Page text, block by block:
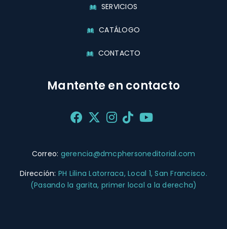
SERVICIOS
CATÁLOGO
CONTACTO
Mantente en contacto
Correo: gerencia@dmcphersoneditorial.com
Dirección: PH Lilina Latorraca, Local 1, San Francisco.
(Pasando la garita, primer local a la derecha)